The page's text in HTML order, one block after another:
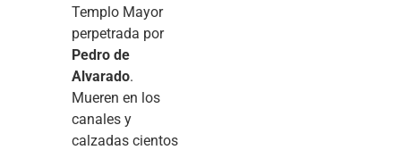
Templo Mayor
perpetrada por
Pedro de
Alvarado.
Mueren en los
canales y
calzadas cientos